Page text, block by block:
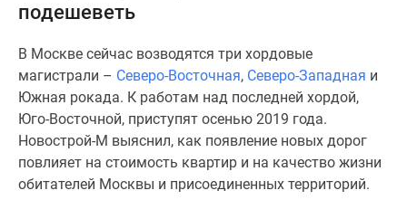
карте
предложения
Коммерческие
помещения
Продавцы
застройщики
Панорамы
подешеветь
В Москве сейчас возводятся три хордовые
магистрали – Северо-Восточная, Северо-Западная и
Южная рокада. К работам над последней хордой,
Юго-Восточной, приступят осенью 2019 года.
Новострой-М выяснил, как появление новых дорог
повлияет на стоимость квартир и на качество жизни
обитателей Москвы и присоединенных территорий.